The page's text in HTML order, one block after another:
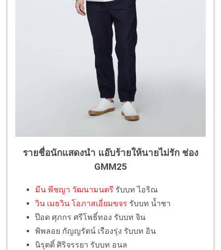
รายชื่อนักแสดงนำ แอ๊บร้ายให้นายไม่รัก ช่อง
GMM25
มีน พีชญา วัฒนามนตรี รับบท ไอริณ
วิน เมธวิน โอภาสเอี่ยมขจร รับบท น้ำชา
ป๊อด ศุภกร ศรีโพธิ์ทอง รับบท จิน
พิพลอย กัญญรัตน์ เรืองรุ่ง รับบท อิน
นิรุตติ์ ศิริจรรยา รับบท อนล